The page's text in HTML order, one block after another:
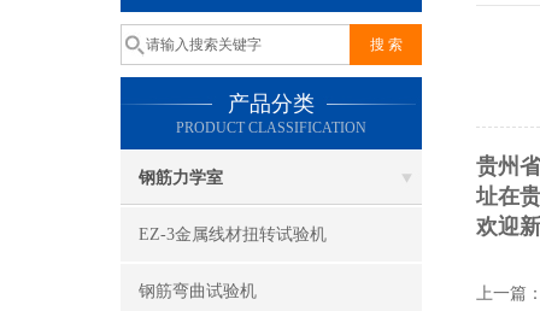
产品分类
PRODUCT CLASSIFICATION
钢筋力学室
EZ-3金属线材扭转试验机
钢筋弯曲试验机
贵州
址在
欢迎
上一篇